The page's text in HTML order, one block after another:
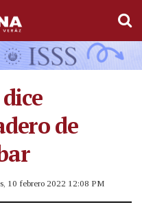
de
10 febrero 2022 12:08 PM